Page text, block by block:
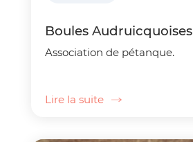
Boules Audruicquoises
Association de pétanque.
Lire la suite